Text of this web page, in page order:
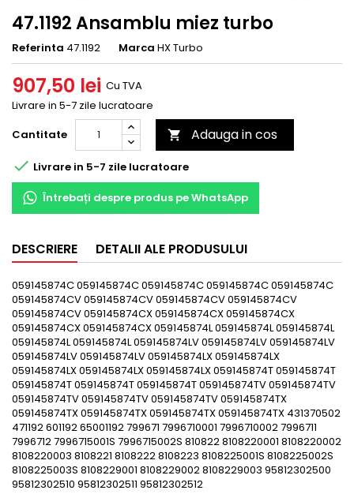
47.1192 Ansamblu miez turbo
Referinta 47.1192 Marca HX Turbo
907,50 lei Cu TVA
Livrare in 5-7 zile lucratoare
Cantitate
 Adauga in cos
 Livrare in 5-7 zile lucratoare
Întrebați despre produs pe WhatsApp
DESCRIERE DETALII ALE PRODUSULUI
059145874C 059145874C 059145874C 059145874C 059145874C
059145874CV 059145874CV 059145874CV 059145874CV
059145874CV 059145874CX 059145874CX 059145874CX
059145874CX 059145874CX 059145874L 059145874L 059145874L
059145874L 059145874L 059145874LV 059145874LV 059145874LV
059145874LV 059145874LV 059145874LX 059145874LX
059145874LX 059145874LX 059145874LX 059145874T 059145874T
059145874T 059145874T 059145874T 059145874TV 059145874TV
059145874TV 059145874TV 059145874TV 059145874TX
059145874TX 059145874TX 059145874TX 059145874TX 431370502
471192 601192 65001192 799671 7996710001 7996710002 7996711
7996712 7996715001S 7996715002S 810822 8108220001 8108220002
8108220003 8108221 8108222 8108223 8108225001S 8108225002S
8108225003S 8108229001 8108229002 8108229003 95812302500
95812302510 95812302511 95812302512